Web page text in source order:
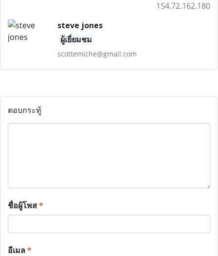
154.72.162.180
steve jones
ผู้เยี่ยมชม
scottemiche@gmail.com
ตอบกระทู้
ชื่อผู้โพส*
อีเมล*